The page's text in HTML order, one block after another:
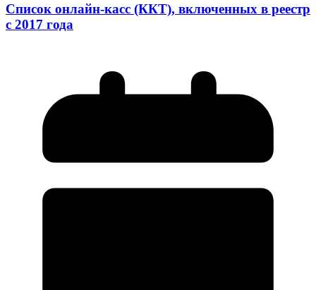
Список онлайн-касс (ККТ), включенных в реестр
с 2017 года